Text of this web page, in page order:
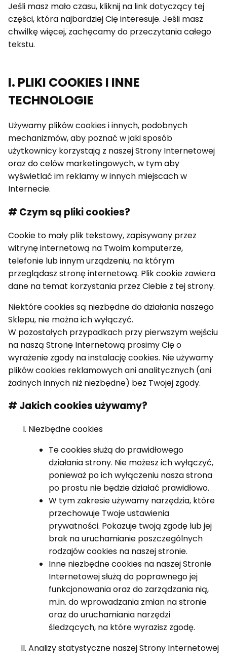
Jeśli masz mało czasu, kliknij na link dotyczący tej
części, która najbardziej Cię interesuje. Jeśli masz
chwilkę więcej, zachęcamy do przeczytania całego
tekstu.
I. PLIKI COOKIES I INNE
TECHNOLOGIE
Używamy plików cookies i innych, podobnych
mechanizmów, aby poznać w jaki sposób
użytkownicy korzystają z naszej Strony Internetowej
oraz do celów marketingowych, w tym aby
wyświetlać im reklamy w innych miejscach w
Internecie.
# Czym są pliki cookies?
Cookie to mały plik tekstowy, zapisywany przez
witrynę internetową na Twoim komputerze,
telefonie lub innym urządzeniu, na którym
przeglądasz stronę internetową. Plik cookie zawiera
dane na temat korzystania przez Ciebie z tej strony.
Niektóre cookies są niezbędne do działania naszego
Sklepu, nie można ich wyłączyć.
W pozostałych przypadkach przy pierwszym wejściu
na naszą Stronę Internetową prosimy Cię o
wyrażenie zgody na instalację cookies. Nie używamy
plików cookies reklamowych ani analitycznych (ani
żadnych innych niż niezbędne) bez Twojej zgody.
# Jakich cookies używamy?
Niezbędne cookies
Te cookies służą do prawidłowego
działania strony. Nie możesz ich wyłączyć,
ponieważ po ich wyłączeniu nasza strona
po prostu nie będzie działać prawidłowo.
W tym zakresie używamy narzędzia, które
przechowuje Twoje ustawienia
prywatności. Pokazuje twoją zgodę lub jej
brak na uruchamianie poszczególnych
rodzajów cookies na naszej stronie.
Inne niezbędne cookies na naszej Stronie
Internetowej służą do poprawnego jej
funkcjonowania oraz do zarządzania nią,
m.in. do wprowadzania zmian na stronie
oraz do uruchamiania narzędzi
śledzących, na które wyrazisz zgodę.
Analizy statystyczne naszej Strony Internetowej